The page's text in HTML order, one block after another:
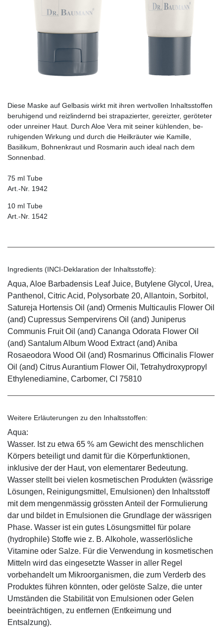
Diese Maske auf Gelbasis wirkt mit ihren wertvollen Inhaltsstoffen
beruhigend und reizlindernd bei strapazierter, gereizter, geröteter
oder unreiner Haut. Durch Aloe Vera mit seiner kühlenden, be­
ruhigenden Wirkung und durch die Heilkräuter wie Kamille,
Basilikum, Bohnenkraut und Rosmarin auch ideal nach dem
Sonnenbad.
75 ml Tube
Art.-Nr. 1942
10 ml Tube
Art.-Nr. 1542
Ingredients (INCI-Deklaration der Inhaltsstoffe):
Aqua, Aloe Barbadensis Leaf Juice, Butylene Glycol, Urea,
Panthenol, Citric Acid, Polysorbate 20, Allantoin, Sorbitol,
Satureja Hortensis Oil (and) Ormenis Multicaulis Flower Oil
(and) Cupressus Sempervirens Oil (and) Juniperus
Communis Fruit Oil (and) Cananga Odorata Flower Oil
(and) Santalum Album Wood Extract (and) Aniba
Rosaeodora Wood Oil (and) Rosmarinus Officinalis Flower
Oil (and) Citrus Aurantium Flower Oil, Tetrahydroxypropyl
Ethylenediamine, Carbomer, CI 75810
Weitere Erläuterungen zu den Inhaltsstoffen:
Aqua:
Wasser. Ist zu etwa 65 % am Gewicht des menschlichen
Körpers beteiligt und damit für die Körperfunktionen,
inklusive der der Haut, von elementarer Bedeutung.
Wasser stellt bei vielen kosmetischen Produkten (wässrige
Lösungen, Reinigungsmittel, Emulsionen) den Inhaltsstoff
mit dem mengenmässig grössten Anteil der Formulierung
dar und bildet in Emulsionen die Grundlage der wässrigen
Phase. Wasser ist ein gutes Lösungsmittel für polare
(hydrophile) Stoffe wie z. B. Alkohole, wasserlösliche
Vitamine oder Salze. Für die Verwendung in kosmetischen
Mitteln wird das eingesetzte Wasser in aller Regel
vorbehandelt um Mikroorganismen, die zum Verderb des
Produktes führen könnten, oder gelöste Salze, die unter
Umständen die Stabilität von Emulsionen oder Gelen
beeinträchtigen, zu entfernen (Entkeimung und
Entsalzung).